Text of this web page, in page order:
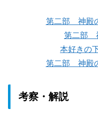
第二部 神殿
第二部
本好きの
第二部 神殿
考察・解説